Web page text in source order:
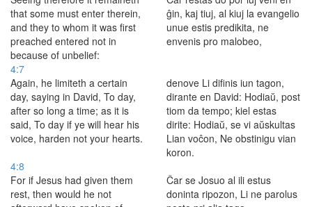
that some must enter therein,
and they to whom it was first
preached entered not in
because of unbelief:
ĝin, kaj tiuj, al kiuj la evangelio
unue estis predikita, ne
envenis pro malobeo,
4:7
Again, he limiteth a certain
day, saying in David, To day,
after so long a time; as it is
said, To day if ye will hear his
voice, harden not your hearts.
denove Li difinis iun tagon,
dirante en David: Hodiaŭ, post
tiom da tempo; kiel estas
dirite: Hodiaŭ, se vi aŭskultas
Lian voĉon, Ne obstinigu vian
koron.
4:8
For if Jesus had given them
rest, then would he not
Ĉar se Josuo al ili estus
doninta ripozon, Li ne parolus